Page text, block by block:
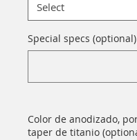
Special specs (optional)
Color de anodizado,
taper de titanio